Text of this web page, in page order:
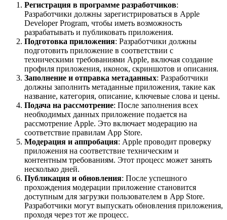
Регистрация в программе разработчиков:
Разработчики должны зарегистрироваться в Apple
Developer Program, чтобы иметь возможность
разрабатывать и публиковать приложения.
Подготовка приложения: Разработчики должны
подготовить приложение в соответствии с
техническими требованиями Apple, включая создание
профиля приложения, иконок, скриншотов и описания.
Заполнение и отправка метаданных: Разработчики
должны заполнить метаданные приложения, такие как
название, категория, описание, ключевые слова и цены.
Подача на рассмотрение: После заполнения всех
необходимых данных приложение подается на
рассмотрение Apple. Это включает модерацию на
соответствие правилам App Store.
Модерация и аппробация: Apple проводит проверку
приложения на соответствие техническим и
контентным требованиям. Этот процесс может занять
несколько дней.
Публикация и обновления: После успешного
прохождения модерации приложение становится
доступным для загрузки пользователем в App Store.
Разработчики могут выпускать обновления приложения,
проходя через тот же процесс.